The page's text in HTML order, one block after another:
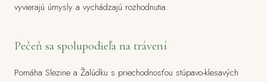
vyvierajú úmysly a vychádzajú rozhodnutia.
Pečeň sa spolupodieľa na trávení
Pomáha Slezine a Žalúdku s priechodnosťou stúpavo-klesavých